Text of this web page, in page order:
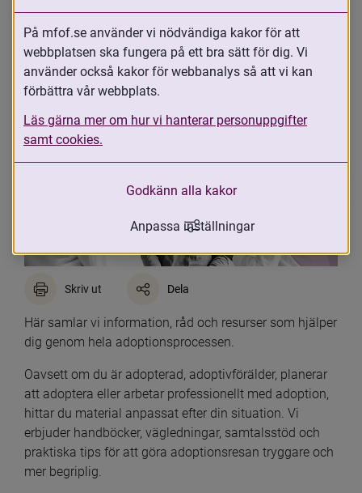
att adoptera eller arbetar med
adopterade, erbjuder vi råd, handböcker
och resurser som hjälper dig genom hela
adoptionsprocessen.
Skriv ut Dela
Här samlar vi information, råd och resurser som hjälper
dig genom hela adoptionsprocessen.
Oavsett om du är adopterad, adoptivförälder, planerar
att adoptera eller arbetar professionellt med adoption,
hittar du material anpassat efter din situation. Vi
erbjuder handböcker, vägledningar, samtalsstöd och
praktiska tips för att göra adoptionsresan tryggare och
mer begriplig.
På mfof.se använder vi nödvändiga kakor för att
webbplatsen ska fungera på ett bra sätt för dig. Vi
använder också kakor för webbanalys så att vi kan
förbättra vår webbplats.
Läs gärna mer om hur vi hanterar personuppgifter
samt cookies.
Godkänn alla kakor
Anpassa inställningar